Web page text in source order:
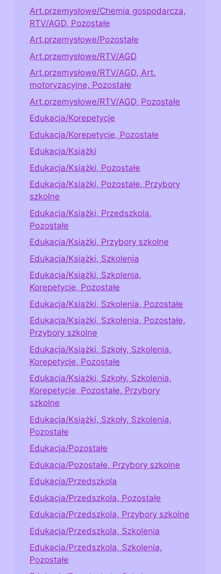
Art.przemysłowe/Chemia gospodarcza,
RTV/AGD, Pozostałe
Art.przemysłowe/Pozostałe
Art.przemysłowe/RTV/AGD
Art.przemysłowe/RTV/AGD, Art.
motoryzacyjne, Pozostałe
Art.przemysłowe/RTV/AGD, Pozostałe
Edukacja/Korepetycje
Edukacja/Korepetycje, Pozostałe
Edukacja/Książki
Edukacja/Książki, Pozostałe
Edukacja/Książki, Pozostałe, Przybory
szkolne
Edukacja/Książki, Przedszkola,
Pozostałe
Edukacja/Książki, Przybory szkolne
Edukacja/Książki, Szkolenia
Edukacja/Książki, Szkolenia,
Korepetycje, Pozostałe
Edukacja/Książki, Szkolenia, Pozostałe
Edukacja/Książki, Szkolenia, Pozostałe,
Przybory szkolne
Edukacja/Książki, Szkoły, Szkolenia,
Korepetycje, Pozostałe
Edukacja/Książki, Szkoły, Szkolenia,
Korepetycje, Pozostałe, Przybory
szkolne
Edukacja/Książki, Szkoły, Szkolenia,
Pozostałe
Edukacja/Pozostałe
Edukacja/Pozostałe, Przybory szkolne
Edukacja/Przedszkola
Edukacja/Przedszkola, Pozostałe
Edukacja/Przedszkola, Przybory szkolne
Edukacja/Przedszkola, Szkolenia
Edukacja/Przedszkola, Szkolenia,
Pozostałe